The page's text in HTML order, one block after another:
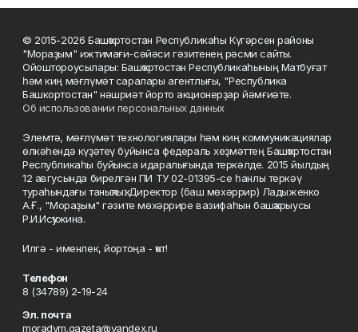
© 2015-2026 Башҡортостан Республикаһы Күгәрсен районы
"Мораҙым" ижтимағи-сәйәси гәзитенең рәсми сайты.
Ойоштороусылары: Башҡортостан Республикаһының Матбуғат
һәм киң мәғлүмәт саралары агентлығы, "Республика
Башкортостан" нәшриәт йорто акционерҙар йәмғиәте.
Об использовании персональных данных
Элемтә, мәғлүмәт технологиялары һәм киң коммуникациялар
өлкәһендә күҙәтеү буйынса федераль хеҙмәттең Башҡортостан
Республикаһы буйынса идаралығында теркәлде. 2015 йылдың
12 авгусында бирелгән ПИ ТУ 02-01395-се һанлы теркәү
тураһындағы таныҡлыҡ. Директор (баш мөхәррир) Ладыженко
А.Ғ., "Мораҙым" гәзите мөхәррире вазифаһын башҡарыусы
Р.И.Исҡужина.
Илгә - именлек, йортоңа - ҡот!
Телефон
8 (34789) 2-19-24
Эл. почта
moradym.gazeta@yandex.ru